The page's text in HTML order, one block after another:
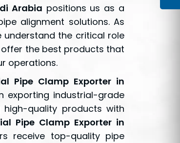
Arabia positions us as a
alignment solutions. As
understand the critical role
the best products that
operations.
Pipe Clamp Exporter in
exporting industrial-grade
quality products with
Pipe Clamp Exporter in
receive top-quality pipe